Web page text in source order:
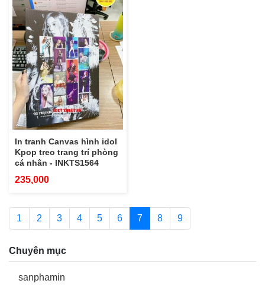
In tranh Canvas hình idol
Kpop treo trang trí phòng
cá nhân - INKTS1564
235,000
1 2 3 4 5 6 7 8 9
Chuyên mục
sanphamin